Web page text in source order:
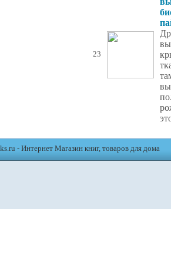
23
- Интернет Магазин книг, товаров для дома